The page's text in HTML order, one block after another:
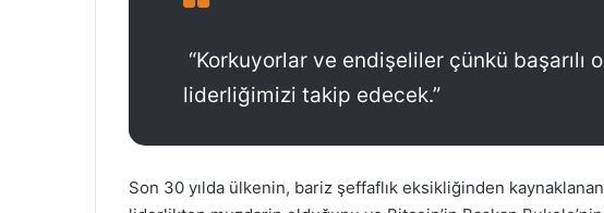
“Korkuyorlar ve endişeliler çünkü başarılı
liderliğimizi takip edecek.”
Son 30 yılda ülkenin, bariz şeffaflık eksikliğinden kaynaklanan